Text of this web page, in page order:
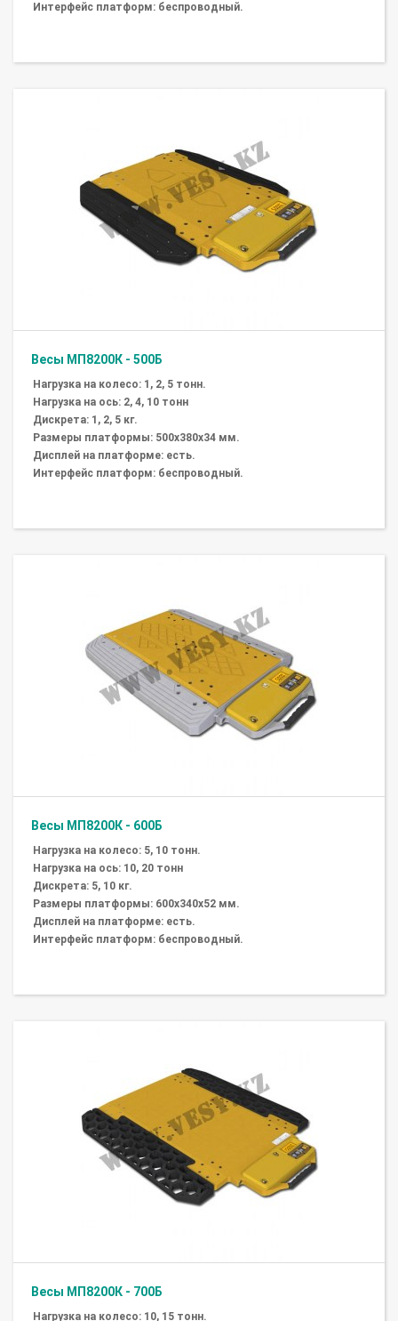
Интерфейс платформ: беспроводный.
Весы МП8200К - 500Б
Нагрузка на колесо: 1, 2, 5 тонн.
Нагрузка на ось: 2, 4, 10 тонн
Дискрета: 1, 2, 5 кг.
Размеры платформы: 500х380х34 мм.
Дисплей на платформе: есть.
Интерфейс платформ: беспроводный.
Весы МП8200К - 600Б
Нагрузка на колесо: 5, 10 тонн.
Нагрузка на ось: 10, 20 тонн
Дискрета: 5, 10 кг.
Размеры платформы: 600х340х52 мм.
Дисплей на платформе: есть.
Интерфейс платформ: беспроводный.
Весы МП8200К - 700Б
Нагрузка на колесо: 10, 15 тонн.